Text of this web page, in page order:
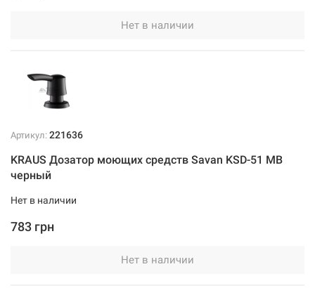
Нет в наличии
Артикул: 221636
KRAUS Дозатор моющих средств Savan KSD-51 MB
черный
Нет в наличии
783 грн
Нет в наличии